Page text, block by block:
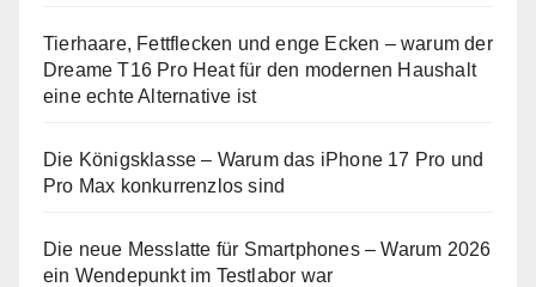
Tierhaare, Fettflecken und enge Ecken – warum der
Dreame T16 Pro Heat für den modernen Haushalt
eine echte Alternative ist
Die Königsklasse – Warum das iPhone 17 Pro und
Pro Max konkurrenzlos sind
Die neue Messlatte für Smartphones – Warum 2026
ein Wendepunkt im Testlabor war